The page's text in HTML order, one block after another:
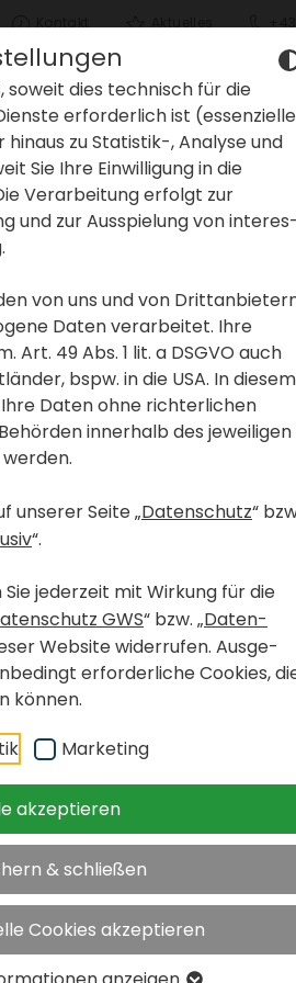
soweit dies tech­nisch für die
erfor­der­lich ist (essen­zi­elle
zu Statistik-, Analyse und
Sie Ihre Einwil­li­gung in die
Verar­bei­tung erfolgt zur
und zur Ausspie­lung von
von uns und von
Daten verar­beitet. Ihre
Art. 49 Abs. 1 lit. a DSGVO auch
bspw. in die USA. In diesem
Ihre Daten ohne rich­ter­li­chen
inner­halb des jewei­ligen
unserer Seite „Daten­schutz“
“.
jeder­zeit mit Wirkung für die
GWS“ bzw. „Daten­
Website wider­rufen. Ausge­
erfor­der­liche Cookies,
können.
Marke­ting
akzeptieren
& schließen
Cookies akzeptieren